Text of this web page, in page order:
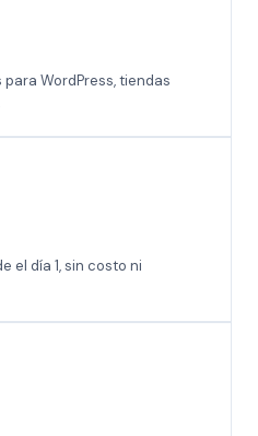
WordPress, tiendas
el día 1, sin costo ni